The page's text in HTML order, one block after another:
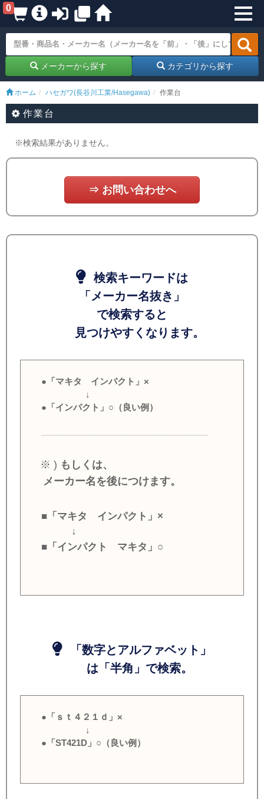
0
メーカーから探す カテゴリから探す
ホーム ハセガワ(長谷川工業/Hasegawa) 作業台
作業台
※検索結果がありません。
⇒ お問い合わせへ
検索キーワードは
「メーカー名抜き」
で検索すると
見つけやすくなります。
●「マキタ インパクト」×
↓
●「インパクト」○（良い例）
※ ) もしくは、
メーカー名を後につけます。
■「マキタ インパクト」×
↓
■「インパクト マキタ」○
「数字とアルファベット」
は「半角」で検索。
●「ｓｔ４２１ｄ」×
↓
●「ST421D」○（良い例）